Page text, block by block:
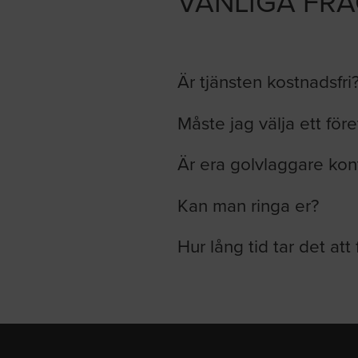
Är tjänsten
Måste jag välja ett
Är era golvlaggare
Kan man ringa er?
Hur lång tid tar det att